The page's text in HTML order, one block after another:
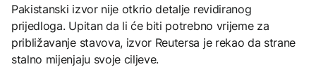
Pakistanski izvor nije otkrio detalje revidiranog
prijedloga. Upitan da li će biti potrebno vrijeme za
približavanje stavova, izvor Reutersa je rekao da strane
stalno mijenjaju svoje ciljeve.